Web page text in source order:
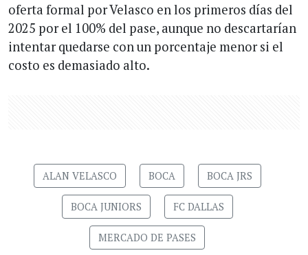
oferta formal por Velasco en los primeros días del
2025 por el 100% del pase, aunque no descartarían
intentar quedarse con un porcentaje menor si el
costo es demasiado alto.
ALAN VELASCO BOCA BOCA JRS
BOCA JUNIORS FC DALLAS
MERCADO DE PASES